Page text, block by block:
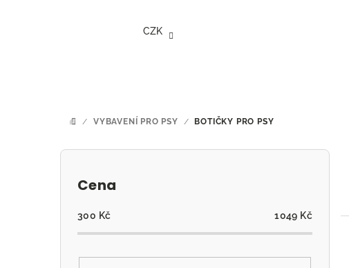
CZK
DOMŮ
/ VYBAVENÍ PRO PSY / BOTIČKY PRO PSY
P
Cena
300 Kč 1049 Kč